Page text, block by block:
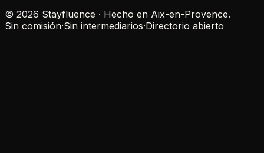
© 2026 Stayfluence · Hecho en Aix-en-Provence.
Sin comisión·Sin intermediarios·Directorio abierto